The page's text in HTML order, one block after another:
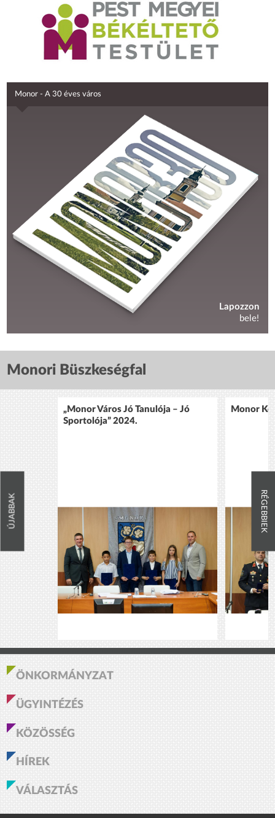
Monor - A 30 éves város
Lapozzon
bele!
Monori Büszkeségfal
ÚJABBAK
„Monor Város Jó Tanulója – Jó
Sportolója” 2024.
Monor
RÉGEBBIEK
ÖNKORMÁNYZAT
ÜGYINTÉZÉS
KÖZÖSSÉG
HÍREK
VÁLASZTÁS